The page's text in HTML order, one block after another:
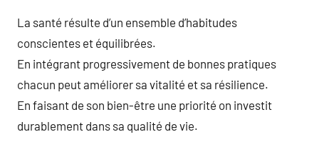
La santé résulte d’un ensemble d’habitudes
conscientes et équilibrées.
En intégrant progressivement de bonnes pratiques
chacun peut améliorer sa vitalité et sa résilience.
En faisant de son bien-être une priorité on investit
durablement dans sa qualité de vie.